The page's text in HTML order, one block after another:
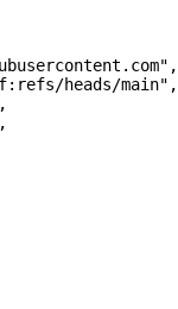
,
heads/main" ,
,
,